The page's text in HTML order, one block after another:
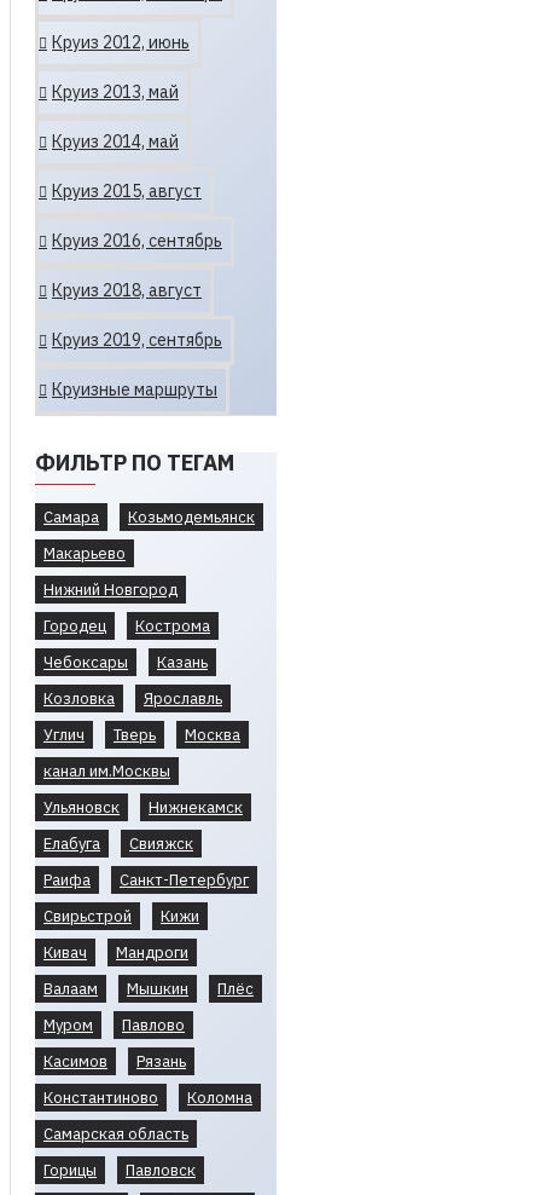
Круиз 2012, июнь
Круиз 2013, май
Круиз 2014, май
Круиз 2015, август
Круиз 2016, сентябрь
Круиз 2018, август
Круиз 2019, сентябрь
Круизные маршруты
ФИЛЬТР ПО ТЕГАМ
Самара
Козьмодемьянск
Макарьево
Нижний Новгород
Городец
Кострома
Чебоксары
Казань
Козловка
Ярославль
Углич
Тверь
Москва
канал им.Москвы
Ульяновск
Нижнекамск
Елабуга
Свияжск
Раифа
Санкт-Петербург
Свирьстрой
Кижи
Кивач
Мандроги
Валаам
Мышкин
Плёс
Муром
Павлово
Касимов
Рязань
Константиново
Коломна
Самарская область
Горицы
Павловск